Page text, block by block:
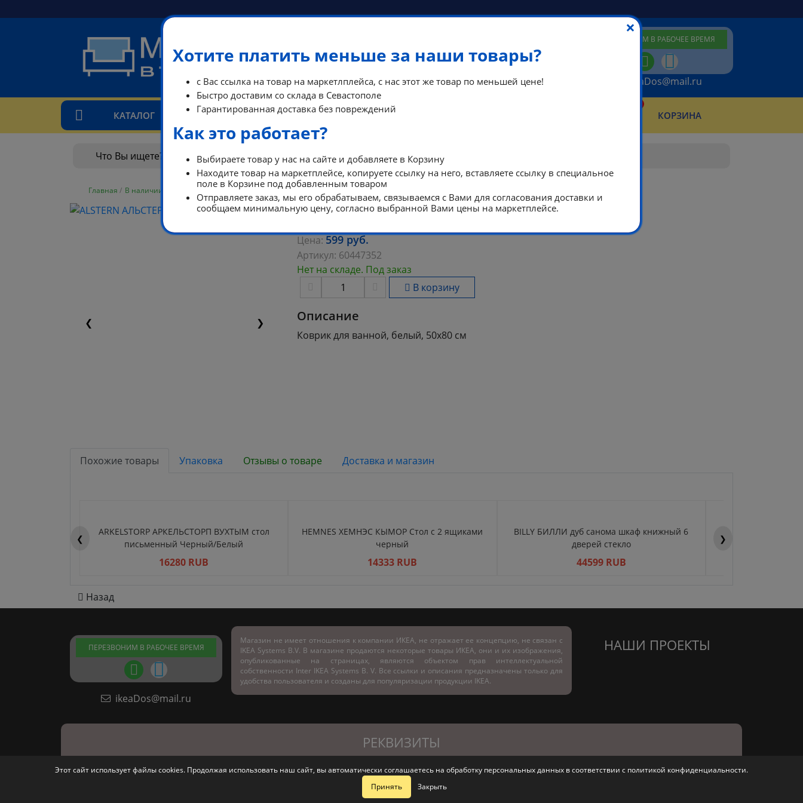
ПЕРЕЗВОНИМ В РАБОЧЕЕ ВРЕМЯ
ikeaDos@mail.ru
КАТАЛОГ ТАРИФЫ ПОМОЩЬ КОРЗИНА
Главная / В наличии В наличии / ALSTERN АЛЬСТЕРН
❮ ❯
ALSTERN АЛЬСТЕРН
Цена: 599руб.
Артикул: 60447352
Нет на складе. Под заказ
В корзину
Описание
Коврик для ванной, белый, 50x80 см
Похожие товары Упаковка Отзывы о товаре Доставка и магазин
❮
ARKELSTORP АРКЕЛЬСТОРП ВУХТЫМ стол
письменный Черный/Белый
16280 RUB
HEMNES ХЕМНЭС КЫМОР Стол c 2 ящиками
черный
14333 RUB
BILLY БИЛЛИ дуб санома шкаф книжный 6
дверей стекло
44599 RUB
❯
Назад
ПЕРЕЗВОНИМ В РАБОЧЕЕ ВРЕМЯ
ikeaDos@mail.ru
Магазин не имеет отношения к компании ИКЕА, не отражает ее концепцию, не связан с
IKEA Systems B.V. В магазине продаются некоторые товары ИКЕА, они и их изображения,
опубликованные на страницах, являются объектом прав интеллектуальной
собственности Inter IKEA Systems B. V. Все ссылки и описания предназначены только для
удобства пользователя и созданы для популяризации продукции IKEA.
НАШИ ПРОЕКТЫ
РЕКВИЗИТЫ
ООО "Мебель Маркет"ИНН/КПП 9200023690/920001001ОГРН 1249200003579Севастополь, ул. Курортная, д. 4 офис 2
Этот сайт использует файлы cookies. Продолжая использовать наш сайт, вы автоматически соглашаетесь на обработку персональных данных в соответствии с политикой конфиденциальности.
Принять
Закрыть
×
Хотите платить меньше за наши товары?
с Вас ссылка на товар на маркетлплейса, с нас этот же товар по меньшей цене!
Быстро доставим со склада в Севастополе
Гарантированная доставка без повреждений
Как это работает?
Выбираете товар у нас на сайте и добавляете в Корзину
Находите товар на маркетплейсе, копируете ссылку на него, вставляете ссылку в специальное
поле в Корзине под добавленным товаром
Отправляете заказ, мы его обрабатываем, связываемся с Вами для согласования доставки и
сообщаем минимальную цену, согласно выбранной Вами цены на маркетплейсе.